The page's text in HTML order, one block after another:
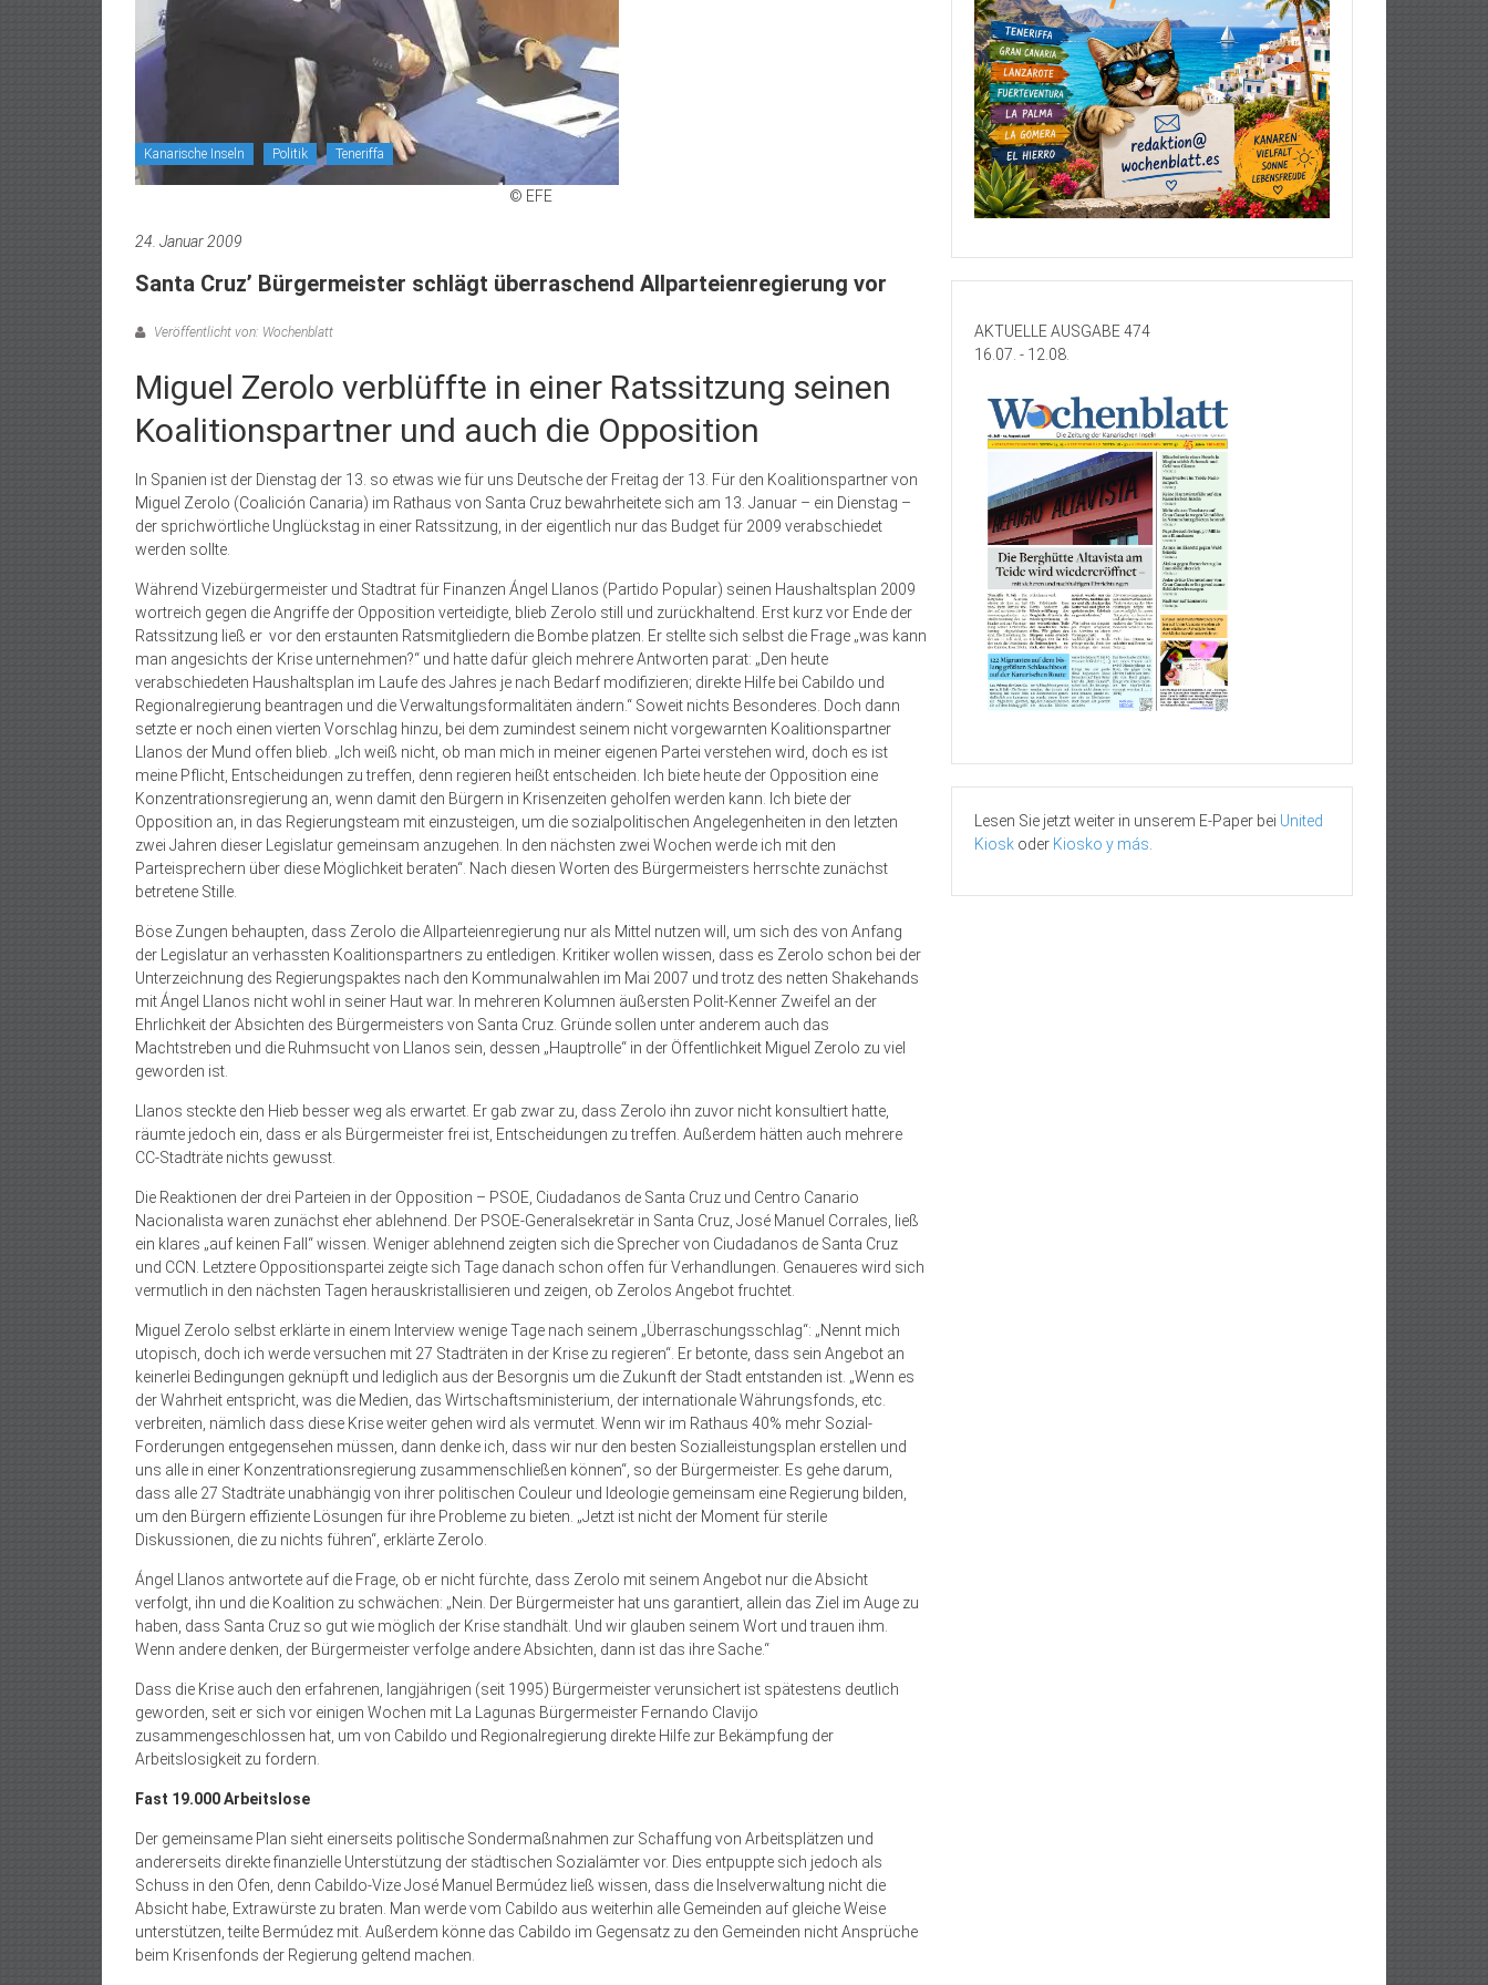
Kanarische Inseln Politik Teneriffa
© EFE
24. Januar 2009
Santa Cruz’ Bürgermeister schlägt überraschend Allparteienregierung vor
Veröffentlicht von: Wochenblatt
Miguel Zerolo verblüffte in einer Ratssitzung seinen
Koalitionspartner und auch die Opposition
In Spanien ist der Dienstag der 13. so etwas wie für uns Deutsche der Freitag der 13. Für den Koalitionspartner von
Miguel Zerolo (Coalición Canaria) im Rathaus von Santa Cruz bewahrheitete sich am 13. Januar – ein Dienstag –
der sprichwörtliche Unglückstag in einer Ratssitzung, in der eigentlich nur das Budget für 2009 verabschiedet
werden sollte.
Während Vizebürgermeister und Stadtrat für Finanzen Ángel Llanos (Partido Popular) seinen Haushaltsplan 2009
wortreich gegen die Angriffe der Opposition verteidigte, blieb Zerolo still und zurückhaltend. Erst kurz vor Ende der
Ratssitzung ließ er vor den erstaunten Ratsmitgliedern die Bombe platzen. Er stellte sich selbst die Frage „was kann
man angesichts der Krise unternehmen?“ und hatte dafür gleich mehrere Antworten parat: „Den heute
verabschiedeten Haushaltsplan im Laufe des Jahres je nach Bedarf modifizieren; direkte Hilfe bei Cabildo und
Regionalregierung beantragen und die Verwaltungsformalitäten ändern.“ Soweit nichts Besonderes. Doch dann
setzte er noch einen vierten Vorschlag hinzu, bei dem zumindest seinem nicht vorgewarnten Koalitionspartner
Llanos der Mund offen blieb. „Ich weiß nicht, ob man mich in meiner eigenen Partei verstehen wird, doch es ist
meine Pflicht, Entscheidungen zu treffen, denn regieren heißt entscheiden. Ich biete heute der Opposition eine
Konzentrationsregierung an, wenn damit den Bürgern in Krisenzeiten geholfen werden kann. Ich biete der
Opposition an, in das Regierungs­team mit einzusteigen, um die sozialpolitischen Angelegenheiten in den letzten
zwei Jahren dieser Legislatur gemeinsam anzugehen. In den nächs­ten zwei Wochen werde ich mit den
Parteisprechern über diese Möglichkeit beraten“. Nach diesen Worten des Bürgermeisters herrschte zunächst
betretene Stille.
Böse Zungen behaupten, dass Zerolo die Allparteienregierung nur als Mittel nutzen will, um sich des von Anfang
der Legislatur an verhassten Koalitionspartners zu entledigen. Kritiker wollen wissen, dass es Zerolo schon bei der
Unterzeichnung des Regierungspaktes nach den Kommunalwahlen im Mai 2007 und trotz des netten Shakehands
mit Ángel Llanos nicht wohl in seiner Haut war. In mehreren Kolumnen äußersten Polit-Kenner Zweifel an der
Ehrlichkeit der Absichten des Bürgermeisters von Santa Cruz. Gründe sollen unter anderem auch das
Machtstreben und die Ruhmsucht von Llanos sein, dessen „Hauptrolle“ in der Öffentlichkeit Miguel Zerolo zu viel
geworden ist.
Llanos steckte den Hieb besser weg als erwartet. Er gab zwar zu, dass Zerolo ihn zuvor nicht konsultiert hatte,
räumte jedoch ein, dass er als Bürgermeister frei ist, Entscheidungen zu treffen. Außerdem hätten auch mehrere
CC-Stadträte nichts gewusst.
Die Reaktionen der drei Parteien in der Opposition – PSOE, Ciudadanos de Santa Cruz und Centro Canario
Nacionalista waren zunächst eher ablehnend. Der PSOE-Generalsekretär in Santa Cruz, José Manuel Corrales, ließ
ein klares „auf keinen Fall“ wissen. Weniger ablehnend zeigten sich die Sprecher von Ciudadanos de Santa Cruz
und CCN. Letztere Oppositionspartei zeigte sich Tage danach schon offen für Verhandlungen. Genaueres wird sich
vermutlich in den nächsten Tagen herauskristallisieren und zeigen, ob Zerolos Angebot fruchtet.
Miguel Zerolo selbst erklärte in einem Interview wenige Tage nach seinem „Überraschungsschlag“: „Nennt mich
utopisch, doch ich werde versuchen mit 27 Stadträten in der Krise zu regieren“. Er betonte, dass sein Angebot an
keinerlei Bedingungen geknüpft und lediglich aus der Besorgnis um die Zukunft der Stadt entstanden ist. „Wenn es
der Wahrheit entspricht, was die Medien, das Wirtschaftsministerium, der internationale Währungsfonds, etc.
verbreiten, nämlich dass diese Krise weiter gehen wird als vermutet. Wenn wir im Rathaus 40% mehr Sozial-
Forderungen entgegensehen müssen, dann denke ich, dass wir nur den besten Sozialleis­tungsplan erstellen und
uns alle in einer Konzentrationsregierung zusammenschließen können“, so der Bürgermeister. Es gehe darum,
dass alle 27 Stadträte unabhängig von ihrer politischen Couleur und Ideologie gemeinsam eine Regierung bilden,
um den Bürgern effiziente Lösungen für ihre Probleme zu bieten. „Jetzt ist nicht der Moment für sterile
Diskussionen, die zu nichts führen“, erklärte Zerolo.
Ángel Llanos antwortete auf die Frage, ob er nicht fürchte, dass Zerolo mit seinem Angebot nur die Absicht
verfolgt, ihn und die Koalition zu schwächen: „Nein. Der Bürgermeister hat uns garantiert, allein das Ziel im Auge zu
haben, dass Santa Cruz so gut wie möglich der Krise standhält. Und wir glauben seinem Wort und trauen ihm.
Wenn andere denken, der Bürgermeis­ter verfolge andere Absichten, dann ist das ihre Sache.“
Dass die Krise auch den erfahrenen, langjährigen (seit 1995) Bürgermeister verunsichert ist spätestens deutlich
geworden, seit er sich vor einigen Wochen mit La Lagunas Bürgermeister Fernando Clavijo
zusammengeschlossen hat, um von Cabildo und Regionalregierung direkte Hilfe zur Bekämpfung der
Arbeitslosigkeit zu fordern.
Fast 19.000 Arbeitslose
Der gemeinsame Plan sieht einerseits politische Sondermaßnahmen zur Schaffung von Arbeitsplätzen und
andererseits direkte finanzielle Unterstützung der städtischen Sozialämter vor. Dies entpuppte sich jedoch als
Schuss in den Ofen, denn Cabildo-Vize José Manuel Bermúdez ließ wissen, dass die Inselverwaltung nicht die
Absicht habe, Extrawürste zu braten. Man werde vom Cabildo aus weiterhin alle Gemeinden auf gleiche Weise
unterstützen, teilte Bermúdez mit. Außerdem könne das Cabildo im Gegensatz zu den Gemeinden nicht Ansprüche
beim Krisenfonds der Regierung geltend machen.
AKTUELLE AUSGABE 474
16.07. - 12.08.
Lesen Sie jetzt weiter in unserem E-Paper bei United
Kiosk oder Kiosko y más